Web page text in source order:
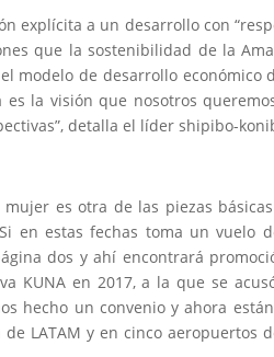
explícita a un desarrollo con
que la sostenibilidad de la
modelo de desarrollo
es la visión que nosotros
detalla el líder shipibo-
es otra de las piezas
Si en estas fechas toma un
dos y ahí encontrará
KUNA en 2017, a la que se
hecho un convenio y ahora
LATAM y en cinco aeropuertos